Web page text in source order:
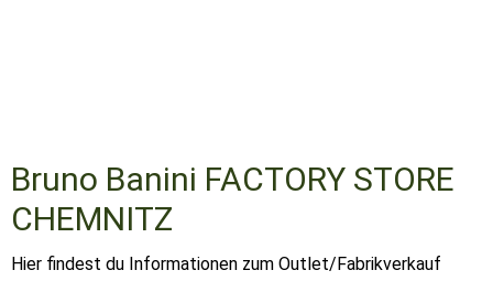
Bruno Banini FACTORY STORE
CHEMNITZ
Hier findest du Informationen zum Outlet/Fabrikverkauf